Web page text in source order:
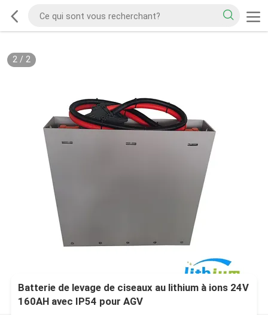
2/ 2
Batterie de levage de ciseaux au lithium à ions 24V
160AH avec IP54 pour AGV